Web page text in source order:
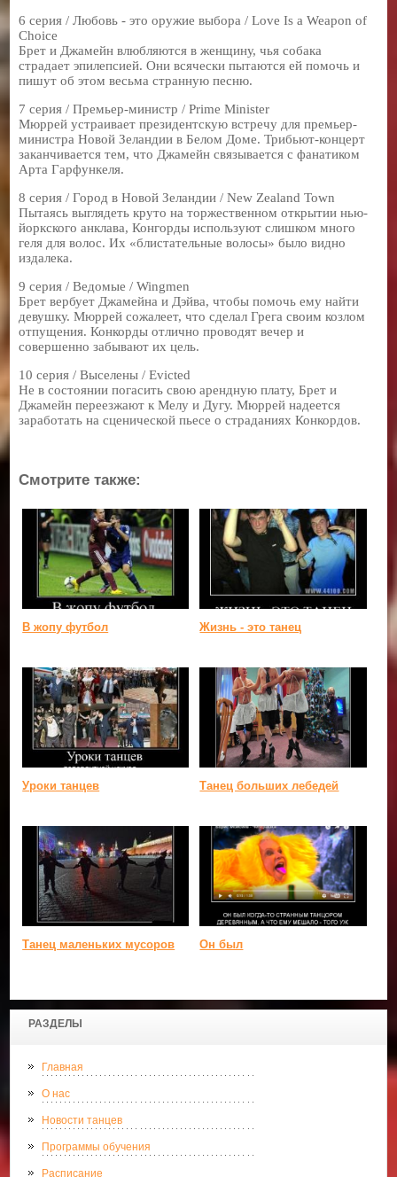
РАЗДЕЛЫ
Главная
О нас
Новости танцев
Программы обучения
Расписание
6 серия / Любовь - это оружие выбора / Love Is a Weapon of
Choice
Брет и Джамейн влюбляются в женщину, чья собака
страдает эпилепсией. Они всячески пытаются ей помочь и
пишут об этом весьма странную песню.
7 серия / Премьер-министр / Prime Minister
Мюррей устраивает президентскую встречу для премьер-
министра Новой Зеландии в Белом Доме. Трибьют-концерт
заканчивается тем, что Джамейн связывается с фанатиком
Арта Гарфункеля.
8 серия / Город в Новой Зеландии / New Zealand Town
Пытаясь выглядеть круто на торжественном открытии нью-
йоркского анклава, Конгорды используют слишком много
геля для волос. Их «блистательные волосы» было видно
издалека.
9 серия / Ведомые / Wingmen
Брет вербует Джамейна и Дэйва, чтобы помочь ему найти
девушку. Мюррей сожалеет, что сделал Грега своим козлом
отпущения. Конкорды отлично проводят вечер и
совершенно забывают их цель.
10 серия / Выселены / Evicted
Не в состоянии погасить свою арендную плату, Брет и
Джамейн переезжают к Мелу и Дугу. Мюррей надеется
заработать на сценической пьесе о страданиях Конкордов.
Смотрите также:
В жопу футбол Жизнь - это танец
Уроки танцев Танец больших лебедей
Танец маленьких мусоров Он был